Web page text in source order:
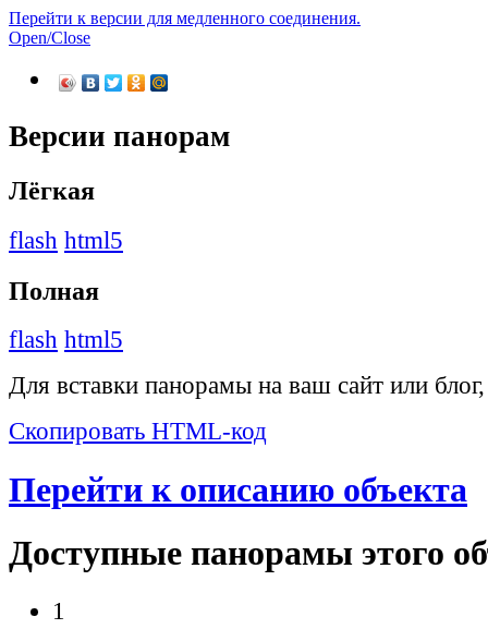
Перейти к версии для медленного соединения.
Open/Close
Версии панорам
Лёгкая
flash html5
Полная
flash html5
Для вставки панорамы на ваш сайт или
Скопировать HTML-код
Перейти к описанию объекта
Доступные панорамы этого
1